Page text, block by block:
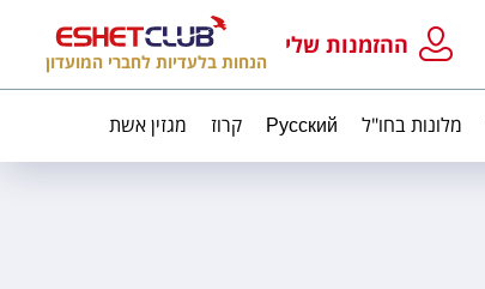
ההזמנות שלי
הנחות בלעדיות לחברי המועדון
מלונות בחו"ל Русский קרוז מגזין אשת